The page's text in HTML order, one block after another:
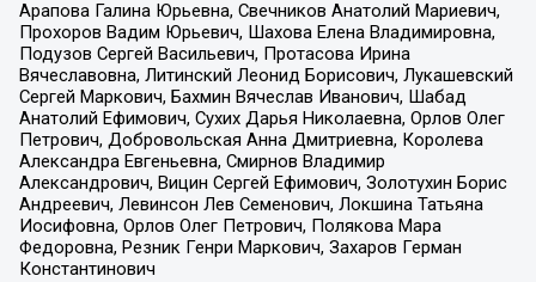
Арапова Галина Юрьевна, Свечников Анатолий Мариевич,
Прохоров Вадим Юрьевич, Шахова Елена Владимировна,
Подузов Сергей Васильевич, Протасова Ирина
Вячеславовна, Литинский Леонид Борисович, Лукашевский
Сергей Маркович, Бахмин Вячеслав Иванович, Шабад
Анатолий Ефимович, Сухих Дарья Николаевна, Орлов Олег
Петрович, Добровольская Анна Дмитриевна, Королева
Александра Евгеньевна, Смирнов Владимир
Александрович, Вицин Сергей Ефимович, Золотухин Борис
Андреевич, Левинсон Лев Семенович, Локшина Татьяна
Иосифовна, Орлов Олег Петрович, Полякова Мара
Федоровна, Резник Генри Маркович, Захаров Герман
Константинович